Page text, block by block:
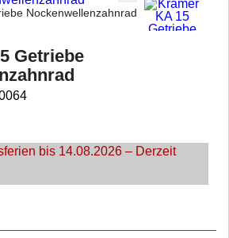
Nockenwellenzahnrad
Getriebe
bis 14.08.2026 – Derzeit